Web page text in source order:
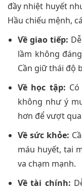
đầy nhiệt huyết
Hầu chiếu mệnh,
Về giao tiếp:
lầm không
Cần giữ thái độ
Về học tập:
không như ý
hơn để vượt
Về sức khỏe:
máu huyết, tai
va chạm mạnh.
Về tài chính: